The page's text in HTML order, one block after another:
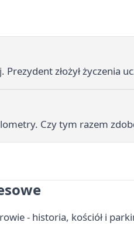
Prezydent złożył życzenia
Czy tym razem
- historia, kościół i